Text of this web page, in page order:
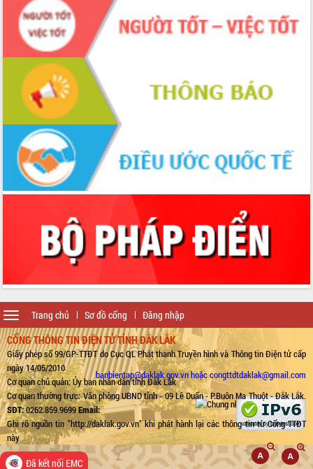
Trang chủ Sơ đồ cổng Đăng nhập
Toggle
navigation
CỔNG THÔNG TIN ĐIỆN TỬ TỈNH ĐẮK LẮK
Giấy phép số 99/GP-TTĐT do Cục QL Phát thanh Truyền hình và Thông tin Điện tử cấp
ngày 14/05/2010
Cơ quan chủ quản: Ủy ban nhân dân tỉnh Đắk Lắk
Cơ quan thường trực: Văn phòng UBND tỉnh - 09 Lê Duẩn - P.Buôn Ma Thuột - Đắk Lắk.
SĐT:0262.859.9699Email:
banbientap@daklak.gov.vn hoặc congttdtdaklak@gmail.com
Ghi rõ nguồn tin "http://daklak.gov.vn" khi phát hành lại các thông tin từ Cổng TTĐT
này
Đã kết nối EMC